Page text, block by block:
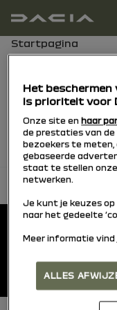
Startpagina
to be completed
Voettekst
Het beschermen
is prioriteit voor
Onze site enhaar
de prestaties van
bezoekers te meten,
gebaseerde
staat te stellen onze
netwerken.
Je kunt je keuzes
naar het gedeelte
Meer informatie vind
ALLES